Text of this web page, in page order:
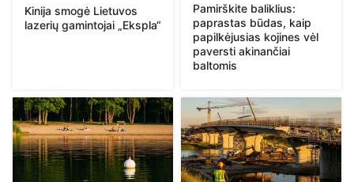
Kinija smogė Lietuvos
lazerių gamintojai „Ekspla“
Pamirškite baliklius:
paprastas būdas, kaip
papilkėjusias kojines vėl
paversti akinančiai
baltomis